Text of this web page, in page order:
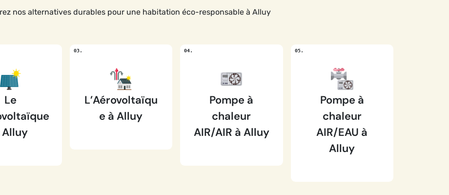
nos alternatives durables pour une habitation éco-responsable à Alluy
Le
Alluy
L’Aérovoltaïqu
e à Alluy
Pompe à
chaleur
AIR/AIR à Alluy
Pompe à
chaleur
AIR/EAU à
Alluy